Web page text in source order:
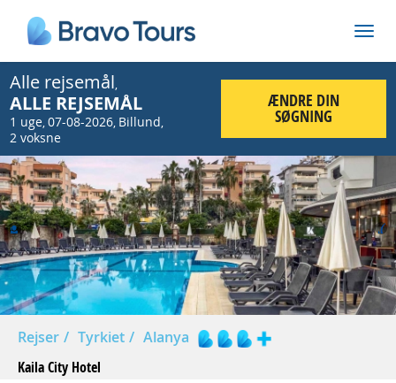
Alle rejsemål,
ALLE REJSEMÅL
1 uge,07-08-2026, Billund,
2 voksne
ÆNDRE DIN
SØGNING
Prev
Rejser Tyrkiet
Alanya
Kaila City Hotel